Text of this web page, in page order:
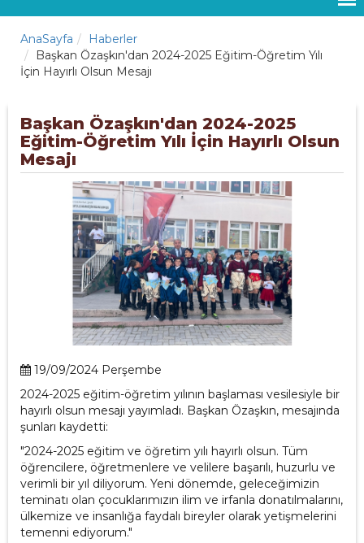
AnaSayfa
Haberler
Başkan Özaşkın'dan 2024-2025 Eğitim-Öğretim Yılı
İçin Hayırlı Olsun Mesajı
Başkan Özaşkın'dan 2024-2025
Eğitim-Öğretim Yılı İçin Hayırlı Olsun
Mesajı
19/09/2024 Perşembe
2024-2025 eğitim-öğretim yılının başlaması vesilesiyle bir
hayırlı olsun mesajı yayımladı. Başkan Özaşkın, mesajında
şunları kaydetti:
"2024-2025 eğitim ve öğretim yılı hayırlı olsun. Tüm
öğrencilere, öğretmenlere ve velilere başarılı, huzurlu ve
verimli bir yıl diliyorum. Yeni dönemde, geleceğimizin
teminatı olan çocuklarımızın ilim ve irfanla donatılmalarını,
ülkemize ve insanlığa faydalı bireyler olarak yetişmelerini
temenni ediyorum."